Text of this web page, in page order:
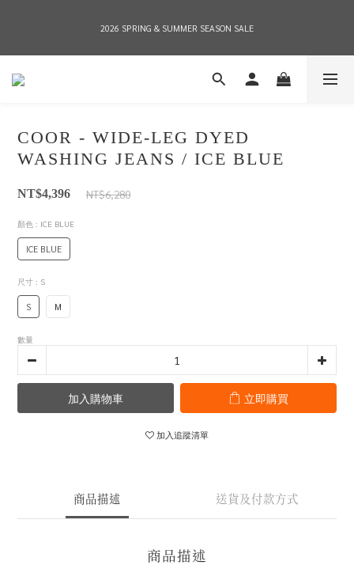
2026 SPRING & SUMMER SEASON SALE
2026 SPRING & SUMMER SEASON SALE
全店消費滿NT$8,000 享有7-11店到店免運費，NT$10,000店到店與宅配到府免運費
2026 SPRING & SUMMER SEASON SALE
COOR - WIDE-LEG DYED
WASHING JEANS / ICE BLUE
NT$4,396 NT$6,280
顏色 : ICE BLUE
ICE BLUE
尺寸 : S
S M
數量
加入購物車 立即購買
加入追蹤清單
商品描述 送貨及付款方式
商品描述